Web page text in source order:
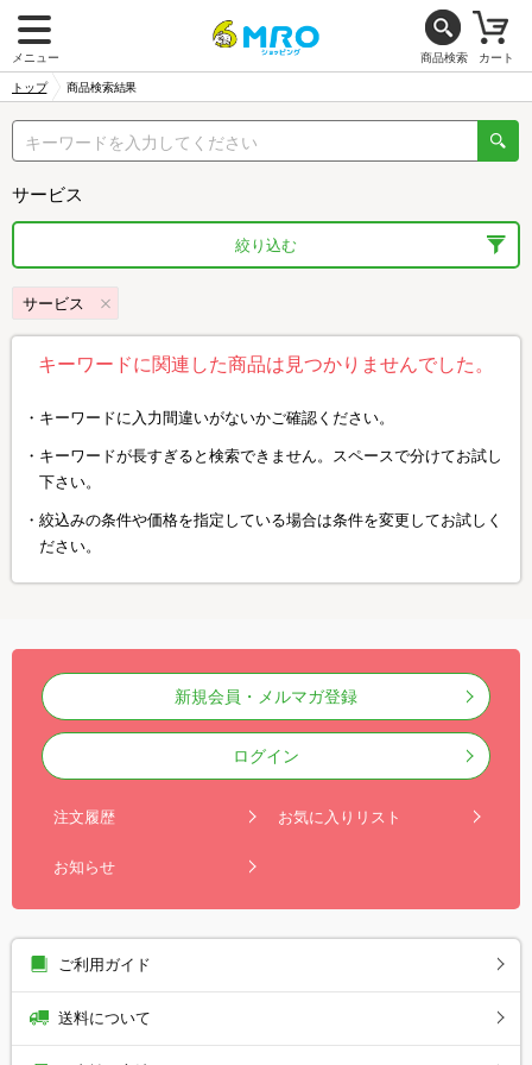
メニュー 商品検索 カート
トップ 商品検索結果
サービス
絞り込む
サービス
キーワードに関連した商品は見つかりませんでした。
キーワードに入力間違いがないかご確認ください。
キーワードが長すぎると検索できません。スペースで分けてお試し
下さい。
絞込みの条件や価格を指定している場合は条件を変更してお試しく
ださい。
新規会員・メルマガ登録
ログイン
注文履歴 お気に入りリスト
お知らせ
ご利用ガイド
送料について